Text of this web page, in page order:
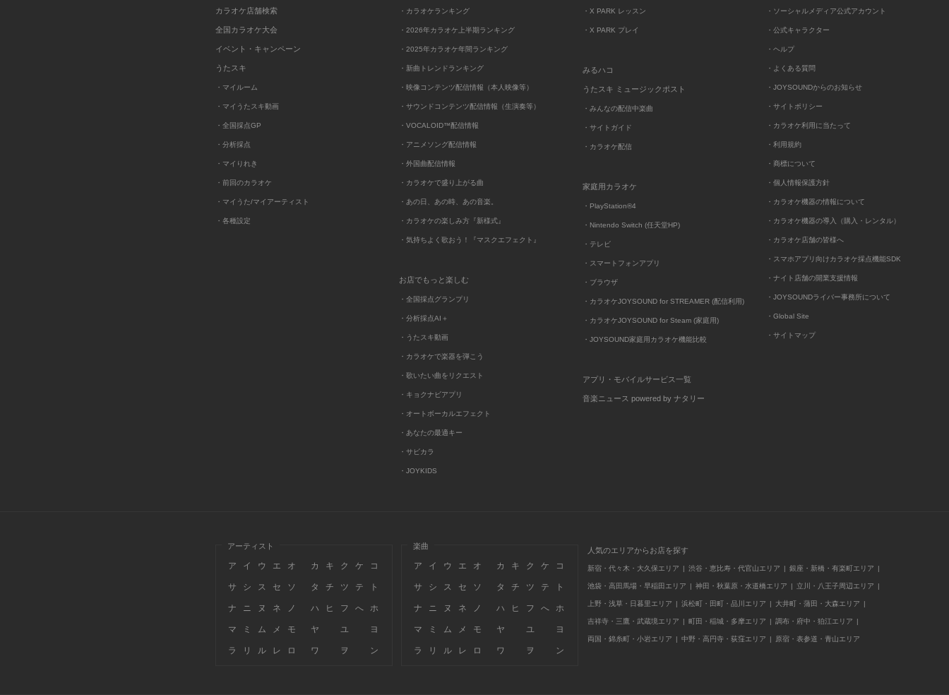
カラオケ店舗検索
全国カラオケ大会
イベント・キャンペーン
うたスキ
・マイルーム
・マイうたスキ動画
・全国採点GP
・分析採点
・マイりれき
・前回のカラオケ
・マイうた/マイアーティスト
・各種設定
・カラオケランキング
・2026年カラオケ上半期ランキング
・2025年カラオケ年間ランキング
・新曲トレンドランキング
・映像コンテンツ配信情報（本人映像等）
・サウンドコンテンツ配信情報（生演奏等）
・VOCALOID™配信情報
・アニメソング配信情報
・外国曲配信情報
・カラオケで盛り上がる曲
・あの日、あの時、あの音楽。
・カラオケの楽しみ方『新様式』
・気持ちよく歌おう！『マスクエフェクト』
お店でもっと楽しむ
・全国採点グランプリ
・分析採点AI＋
・うたスキ動画
・カラオケで楽器を弾こう
・歌いたい曲をリクエスト
・キョクナビアプリ
・オートボーカルエフェクト
・あなたの最適キー
・サビカラ
・JOYKIDS
・X PARK レッスン
・X PARK プレイ
みるハコ
うたスキ ミュージックポスト
・みんなの配信中楽曲
・サイトガイド
・カラオケ配信
家庭用カラオケ
・PlayStation®4
・Nintendo Switch (任天堂HP)
・テレビ
・スマートフォンアプリ
・ブラウザ
・カラオケJOYSOUND for STREAMER (配信利用)
・カラオケJOYSOUND for Steam (家庭用)
・JOYSOUND家庭用カラオケ機能比較
アプリ・モバイルサービス一覧
音楽ニュース powered by ナタリー
・ソーシャルメディア公式アカウント
・公式キャラクター
・ヘルプ
・よくある質問
・JOYSOUNDからのお知らせ
・サイトポリシー
・カラオケ利用に当たって
・利用規約
・商標について
・個人情報保護方針
・カラオケ機器の情報について
・カラオケ機器の導入（購入・レンタル）
・カラオケ店舗の皆様へ
・スマホアプリ向けカラオケ採点機能SDK
・ナイト店舗の開業支援情報
・JOYSOUNDライバー事務所について
・Global Site
・サイトマップ
アーティスト
ア イ ウ エ オ カ キ ク ケ コ
サ シ ス セ ソ タ チ ツ テ ト
ナ ニ ヌ ネ ノ ハ ヒ フ へ ホ
マ ミ ム メ モ ヤ ユ ヨ
ラ リ ル レ ロ ワ ヲ ン
楽曲
ア イ ウ エ オ カ キ ク ケ コ
サ シ ス セ ソ タ チ ツ テ ト
ナ ニ ヌ ネ ノ ハ ヒ フ へ ホ
マ ミ ム メ モ ヤ ユ ヨ
ラ リ ル レ ロ ワ ヲ ン
人気のエリアからお店を探す
新宿・代々木・大久保エリア 渋谷・恵比寿・代官山エリア 銀座・新橋・有楽町エリア
池袋・高田馬場・早稲田エリア 神田・秋葉原・水道橋エリア 立川・八王子周辺エリア
上野・浅草・日暮里エリア 浜松町・田町・品川エリア 大井町・蒲田・大森エリア
吉祥寺・三鷹・武蔵境エリア 町田・稲城・多摩エリア 調布・府中・狛江エリア
両国・錦糸町・小岩エリア 中野・高円寺・荻窪エリア 原宿・表参道・青山エリア